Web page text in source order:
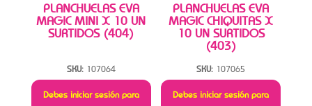
PLANCHUELAS EVA
MAGIC MINI X 10 UN
SURTIDOS (404)
SKU: 107064
Debes iniciar sesión para
PLANCHUELAS EVA
MAGIC CHIQUITAS X
10 UN SURTIDOS
(403)
SKU: 107065
Debes iniciar sesión para